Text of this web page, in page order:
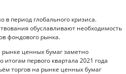
период глобального кризиса.
обуславливают необходимость
фондового рынка.
ценных бумаг заметно
первого квартала 2021 года
торгов на рынке ценных бумаг